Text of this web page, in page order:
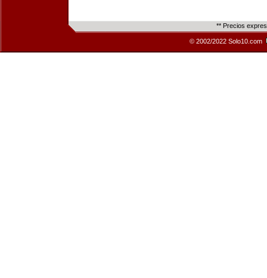
** Precios
© 2002/2022 Solo10.com